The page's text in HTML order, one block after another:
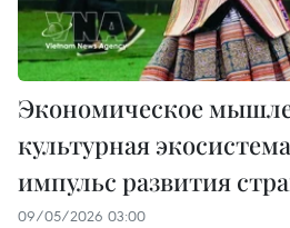
Экономическое
культурная
импульс развития
09/05/2026 03:00